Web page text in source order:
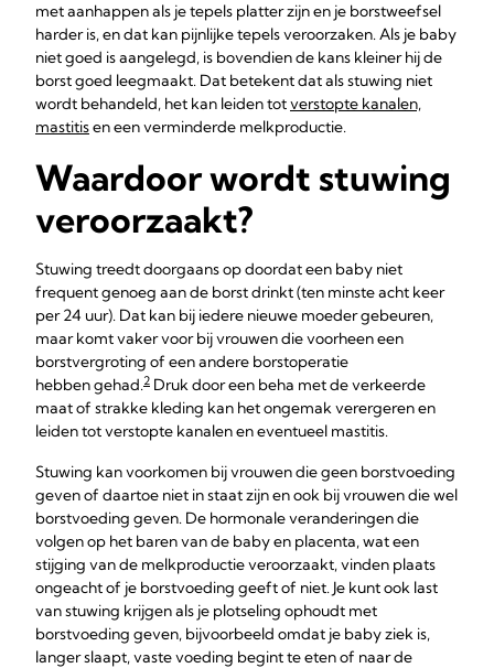
met aanhappen als je tepels platter zijn en je borstweefsel
harder is, en dat kan pijnlijke tepels veroorzaken. Als je baby
niet goed is aangelegd, is bovendien de kans kleiner hij de
borst goed leegmaakt. Dat betekent dat als stuwing niet
wordt behandeld, het kan leiden totverstopte kanalen,
mastitisen een verminderde melkproductie.
Waardoor wordt stuwing
veroorzaakt?
Stuwing treedt doorgaans op doordat een baby niet
frequent genoeg aan de borst drinkt (ten minste acht keer
per 24 uur). Dat kan bij iedere nieuwe moeder gebeuren,
maar komt vaker voor bij vrouwen die voorheen een
borstvergroting of een andere borstoperatie
hebben gehad.2 Druk door een beha met de verkeerde
maat of strakke kleding kan het ongemak verergeren en
leiden tot verstopte kanalen en eventueel mastitis.
Stuwing kan voorkomen bij vrouwen die geen borstvoeding
geven of daartoe niet in staat zijn en ook bij vrouwen die wel
borstvoeding geven. De hormonale veranderingen die
volgen op het baren van de baby en placenta, wat een
stijging van de melkproductie veroorzaakt, vinden plaats
ongeacht of je borstvoeding geeft of niet. Je kunt ook last
van stuwing krijgen als je plotseling ophoudt met
borstvoeding geven, bijvoorbeeld omdat je baby ziek is,
langer slaapt, vaste voeding begint te eten of naar de